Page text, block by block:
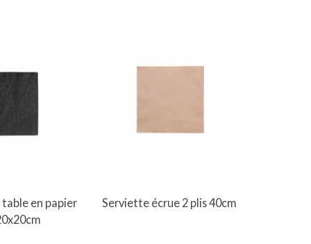
en papier
Ajouter au panier
Serviette écrue 2 plis 40cm